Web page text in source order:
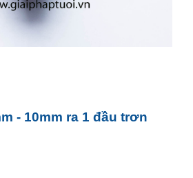
- 10mm ra 1 đầu trơn